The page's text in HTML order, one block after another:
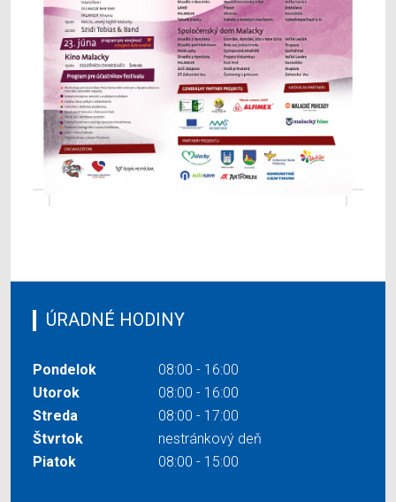
ÚRADNÉ HODINY
Pondelok
08:00 - 16:00
Utorok
08:00 - 16:00
Streda
08:00 - 17:00
Štvrtok
nestránkový deň
Piatok
08:00 - 15:00